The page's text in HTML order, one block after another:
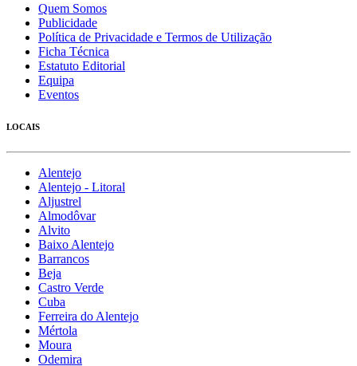
Quem Somos
Publicidade
Política de Privacidade e Termos de Utilização
Ficha Técnica
Estatuto Editorial
Equipa
Eventos
LOCAIS
Alentejo
Alentejo - Litoral
Aljustrel
Almodôvar
Alvito
Baixo Alentejo
Barrancos
Beja
Castro Verde
Cuba
Ferreira do Alentejo
Mértola
Moura
Odemira